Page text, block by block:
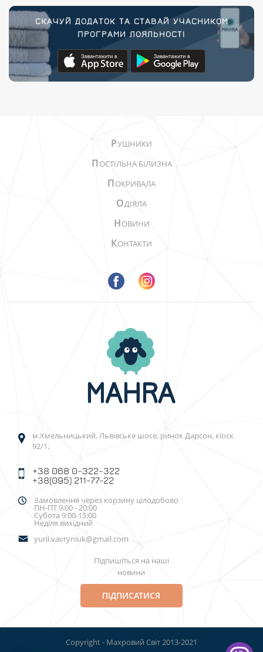
СКАЧУЙ ДОДАТОК ТА СТАВАЙ УЧАСНИКОМ
ПРОГРАМИ ЛОЯЛЬНОСТІ
РУШНИКИ
ПОСТІЛЬНА БІЛИЗНА
ПОКРИВАЛА
ОДІЯЛА
НОВИНИ
КОНТАКТИ
м.Хмельницький, Львівське шосе, ринок Дарсон, кіоск
92/1.
+38 068 0-322-322
+38(095) 211-77-22
Замовлення через корзину цілодобово
ПН-ПТ 9:00 - 20:00
Субота 9:00-15:00
Неділя вихідний
yurii.vavryniuk@gmail.com
Підпишіться на наші
новини
ПІДПИСАТИСЯ
Copyright - Махровий Світ 2013-2021